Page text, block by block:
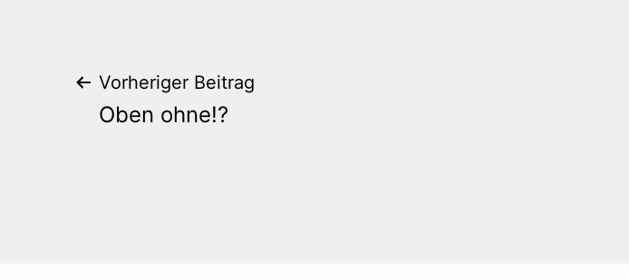
Beitrags-
Vorheriger Beitrag
Oben ohne!?